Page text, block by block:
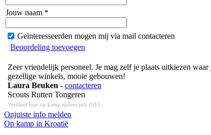
Jouw naam *
Geïnteresseerden mogen mij via mail contacteren
Beoordeling toevoegen
Zeer vriendelijk personeel. Je mag zelf je plaats uitkiezen
gezellige winkels, mooie gebouwen!
Laura Beuken - contacteren
Scouts Rutten Tongeren
Verbleef hier op kamp tijdens juli 2015
Onjuiste info melden
Op kamp in Kroatië